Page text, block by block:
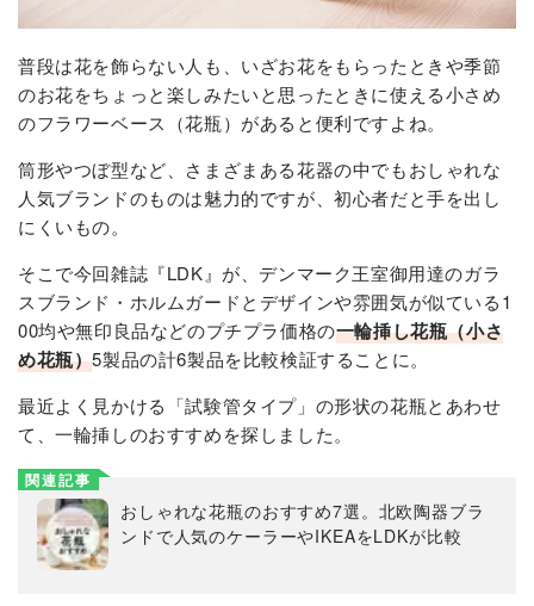
普段は花を飾らない人も、いざお花をもらったときや季節
のお花をちょっと楽しみたいと思ったときに使える小さめ
のフラワーベース（花瓶）があると便利ですよね。
筒形やつぼ型など、さまざまある花器の中でもおしゃれな
人気ブランドのものは魅力的ですが、初心者だと手を出し
にくいもの。
そこで今回雑誌『LDK』が、デンマーク王室御用達のガラ
スブランド・ホルムガードとデザインや雰囲気が似ている1
00均や無印良品などのプチプラ価格の一輪挿し花瓶（小さ
め花瓶）5製品の計6製品を比較検証することに。
最近よく見かける「試験管タイプ」の形状の花瓶とあわせ
て、一輪挿しのおすすめを探しました。
関連記事
おしゃれな花瓶のおすすめ7選。北欧陶器ブラ
ンドで人気のケーラーやIKEAをLDKが比較